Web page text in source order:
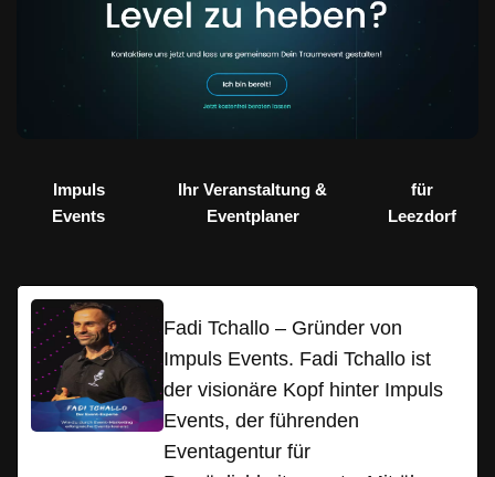
Impuls
Events
Ihr Veranstaltung &
Eventplaner
für
Leezdorf
Fadi Tchallo – Gründer von
Impuls Events. Fadi Tchallo ist
der visionäre Kopf hinter Impuls
Events, der führenden
Eventagentur für